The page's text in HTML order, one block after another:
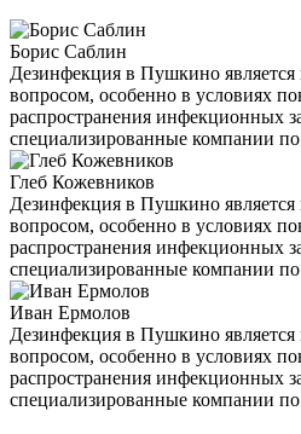
Борис Саблин
Дезинфекция в Пушкино
вопросом, особенно в условиях
распространения инфекционных
специализированные компании
Глеб Кожевников
Дезинфекция в Пушкино
вопросом, особенно в условиях
распространения инфекционных
специализированные компании
Иван Ермолов
Дезинфекция в Пушкино
вопросом, особенно в условиях
распространения инфекционных
специализированные компании